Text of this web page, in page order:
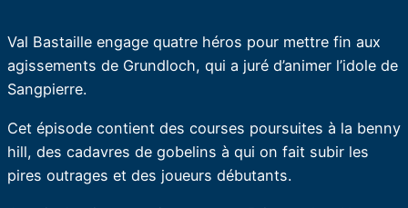
Val Bastaille engage quatre héros pour mettre fin aux
agissements de Grundloch, qui a juré d’animer l’idole de
Sangpierre.
Cet épisode contient des courses poursuites à la benny
hill, des cadavres de gobelins à qui on fait subir les
pires outrages et des joueurs débutants.